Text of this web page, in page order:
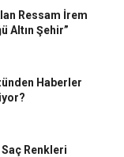
Ressam İrem
Altın Şehir”
Haberler
Renkleri